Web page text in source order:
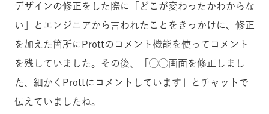
デザインの修正をした際に「どこが変わったかわからな
い」とエンジニアから言われたことをきっかけに、修正
を加えた箇所にProttのコメント機能を使ってコメント
を残していました。その後、「◯◯画面を修正しまし
た、細かくProttにコメントしています」とチャットで
伝えていましたね。